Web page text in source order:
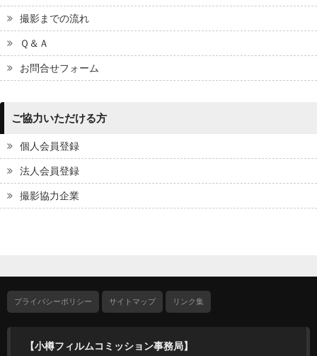
撮影までの流れ
Ｑ＆Ａ
お問合せフォーム
ご協力いただける方
個人会員登録
法人会員登録
撮影協力企業
プライバシーポリシー サイトマップ リンク集
【小樽フィルムコミッション事務局】